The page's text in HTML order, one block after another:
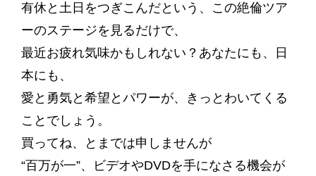
有休と土日をつぎこんだという、この絶倫ツア
ーのステージを見るだけで、
最近お疲れ気味かもしれない？あなたにも、日
本にも、
愛と勇気と希望とパワーが、きっとわいてくる
ことでしょう。
買ってね、とまでは申しませんが
“百万が一”、ビデオやDVDを手になさる機会が